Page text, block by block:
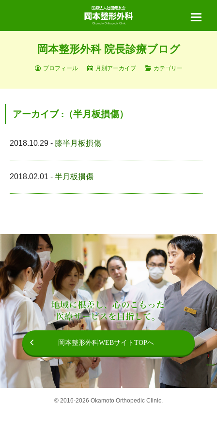
ホーム
当院について
自費診療
変形性膝関節症の治療
検査機器
院長ブログ
0985-50-6677
岡本整形外科 院長診療ブログ
プロフィール 月別アーカイブ カテゴリー
アーカイブ :（半月板損傷）
2018.10.29 - 膝半月板損傷
2018.02.01 - 半月板損傷
岡本整形外科WEBサイトTOPへ
© 2016-2026 Okamoto Orthopedic Clinic.